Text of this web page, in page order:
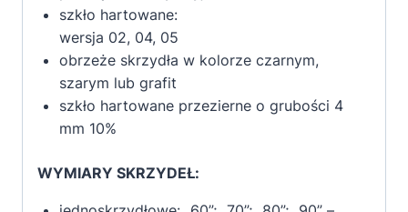
szkło hartowane:
wersja 02, 04, 05
obrzeże skrzydła w kolorze czarnym,
szarym lub grafit
szkło hartowane przezierne o grubości 4
mm 10%
WYMIARY SKRZYDEŁ: